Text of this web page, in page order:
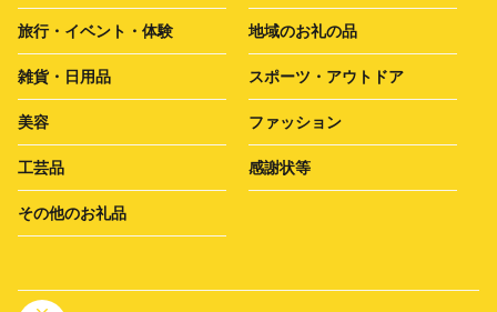
旅行・イベント・体験 地域のお礼の品
雑貨・日用品 スポーツ・アウトドア
美容 ファッション
工芸品 感謝状等
その他のお礼品